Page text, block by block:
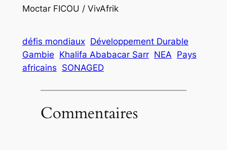
Moctar FICOU / VivAfrik
défis mondiaux Développement Durable
Gambie Khalifa Ababacar Sarr NEA Pays
africains SONAGED
Commentaires